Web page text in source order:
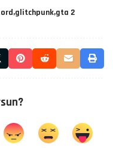
glitchpunk gta 2